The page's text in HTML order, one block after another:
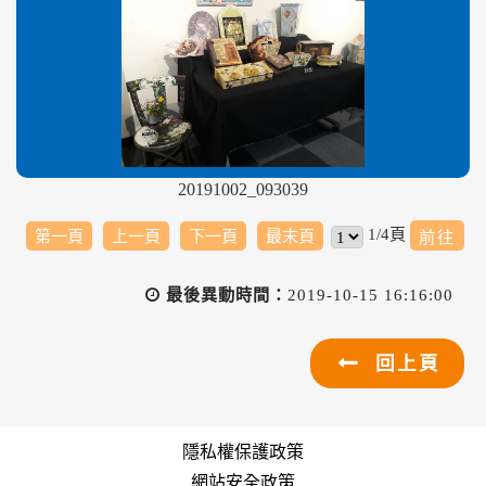
20191002_093039
第一頁 上一頁 下一頁 最末頁 1/4頁
最後異動時間： 2019-10-15 16:16:00
回上頁
隱私權保護政策
網站安全政策